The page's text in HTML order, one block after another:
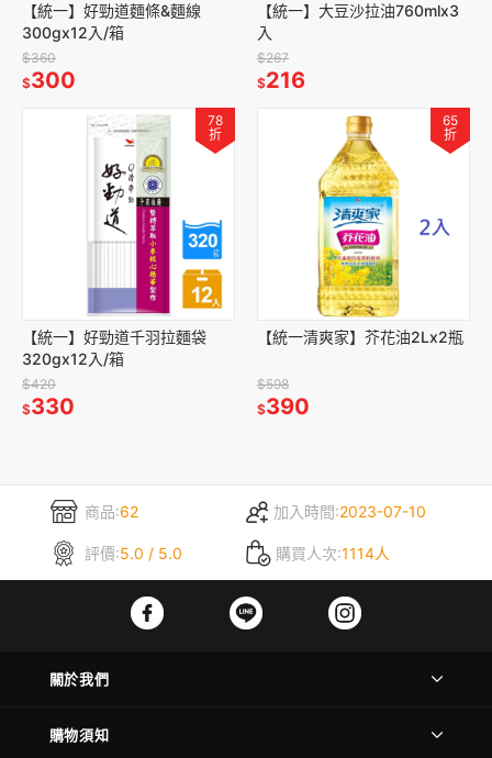
【統一】好勁道麵條&麵線
300gx12入/箱
$360
$300
【統一】大豆沙拉油760mlx3
入
$267
$216
78
折
【統一】好勁道千羽拉麵袋
320gx12入/箱
$420
$330
65
折
【統一清爽家】芥花油2Lx2瓶
$598
$390
商品:62 加入時間:2023-07-10
評價:5.0 / 5.0 購買人次:1114人
關於我們
購物須知